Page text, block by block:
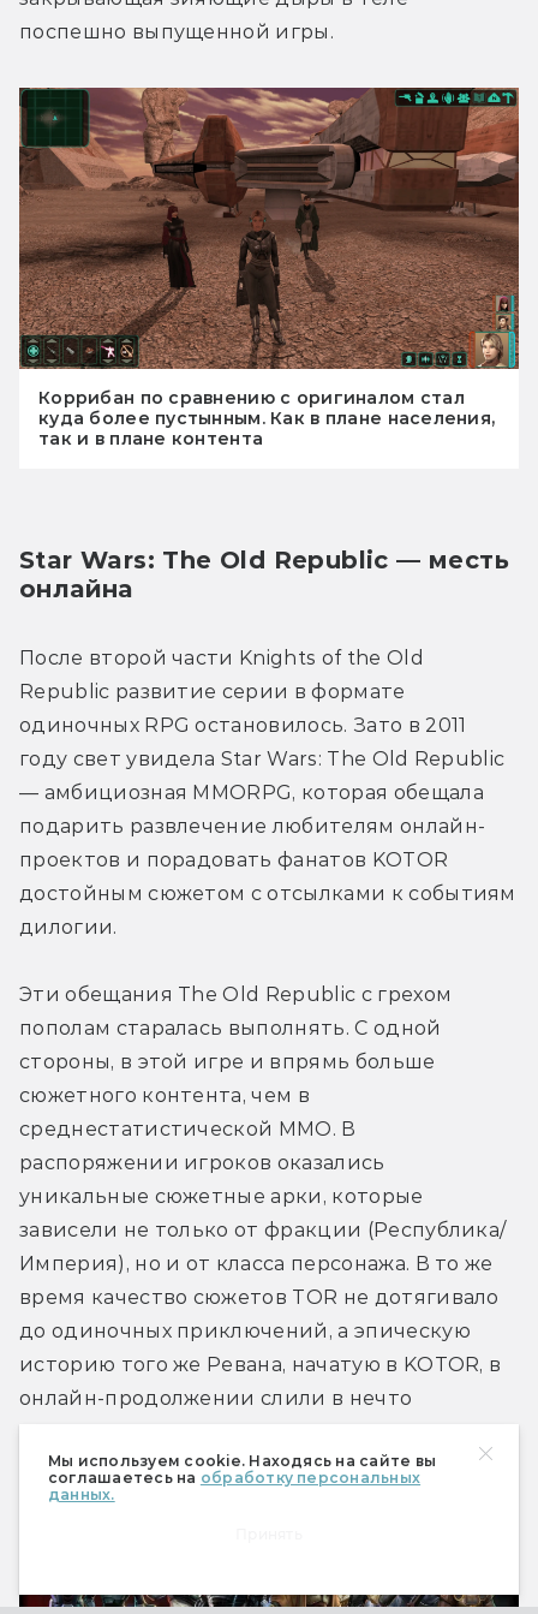
Мы используем cookie. Находясь на сайте вы
соглашаетесь на обработку персональных
данных.
поспешно выпущенной игры.
Коррибан по сравнению с оригиналом стал
куда более пустынным. Как в плане населения,
так и в плане контента
Star Wars: The Old Republic — месть
онлайна
После второй части Knights of the Old
Republic развитие серии в формате
одиночных RPG остановилось. Зато в 2011
году свет увидела Star Wars: The Old Republic
— амбициозная MMORPG, которая обещала
подарить развлечение любителям онлайн-
проектов и порадовать фанатов KOTOR
достойным сюжетом с отсылками к событиям
дилогии.
Эти обещания The Old Republic с грехом
пополам старалась выполнять. С одной
стороны, в этой игре и впрямь больше
сюжетного контента, чем в
среднестатистической MMO. В
распоряжении игроков оказались
уникальные сюжетные арки, которые
зависели не только от фракции (Республика/
Империя), но и от класса персонажа. В то же
время качество сюжетов TOR не дотягивало
до одиночных приключений, а эпическую
историю того же Ревана, начатую в KOTOR, в
онлайн-продолжении слили в нечто